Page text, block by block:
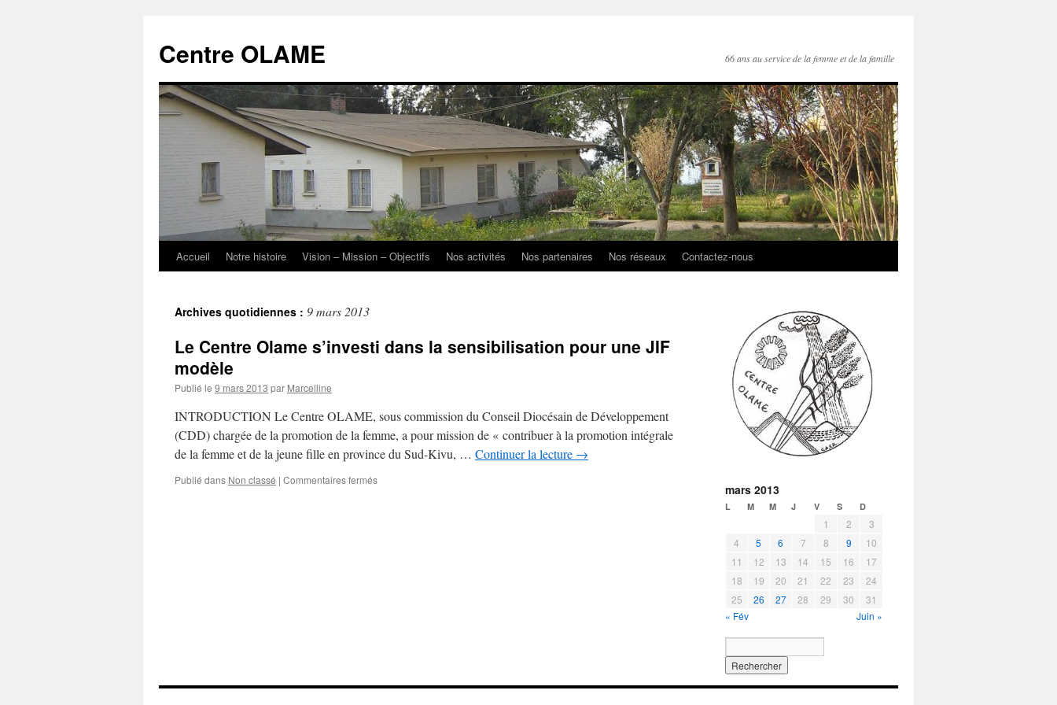
contenu
Centre OLAME 66 ans au service de la femme et de la famille
Accueil Notre histoire Vision – Mission – Objectifs Nos activités Nos partenaires Nos réseaux Contactez-nous
Archives quotidiennes : 9 mars 2013
Le Centre Olame s’investi dans la sensibilisation pour une JIF
modèle
Publié le 9 mars 2013 par Marcelline
INTRODUCTION Le Centre OLAME, sous commission du Conseil Diocésain de Développement
(CDD) chargée de la promotion de la femme, a pour mission de « contribuer à la promotion intégrale
de la femme et de la jeune fille en province du Sud-Kivu, … Continuer la lecture →
Publié dans Non classé | Commentaires ferméssur
mars 2013
L M M J V S D
1 2
3
4
5 6 7 8 9
10
11
12 13 14 15 16
17
18
19 20 21 22 23
24
25
26 27 28 29 30
31
« Fév
Juin »